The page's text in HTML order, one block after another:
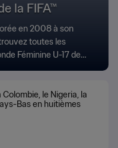
la FIFA™
en 2008 à son
toutes les
Féminine U-17 de
le Nigeria, la
Bas en huitièmes